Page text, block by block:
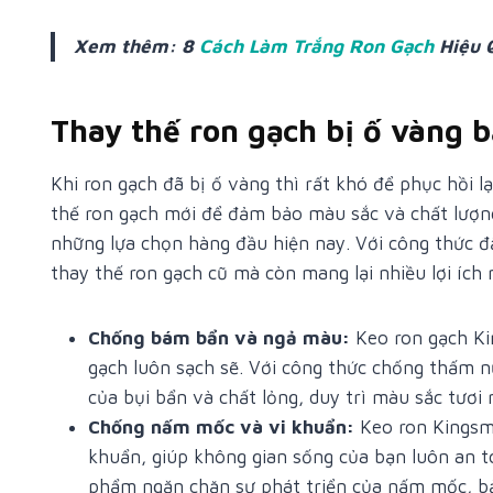
Xem thêm: 8 Cách Làm Trắng Ron GạchHiệu
Thay thế ron gạch bị ố vàng
Khi ron gạch đã bị ố vàng thì rất khó để phục hồi
thế ron gạch mới để đảm bảo màu sắc và chất
những lựa chọn hàng đầu hiện nay. Với công thức
thay thế ron gạch cũ mà còn mang lại nhiều lợi ích
Chống bám bẩn và ngả màu: Keo ron gạch
gạch luôn sạch sẽ. Với công thức chống thấm
của bụi bẩn và chất lỏng, duy trì màu sắc tươi
Chống nấm mốc và vi khuẩn: Keo ron
khuẩn, giúp không gian sống của bạn luôn an
phẩm ngăn chặn sự phát triển của nấm mốc,